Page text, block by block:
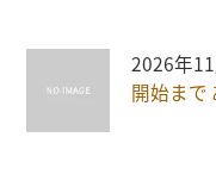
2026年
開始まで